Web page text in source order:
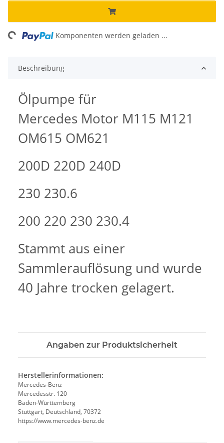
Komponenten werden geladen ...
Beschreibung
Ölpumpe für
Mercedes Motor M115 M121
OM615 OM621
200D 220D 240D
230 230.6
200 220 230 230.4
Stammt aus einer
Sammlerauflösung und wurde
40 Jahre trocken gelagert.
Angaben zur Produktsicherheit
Herstellerinformationen:
Mercedes-Benz
Mercedesstr. 120
Baden-Württemberg
Stuttgart, Deutschland, 70372
https://www.mercedes-benz.de